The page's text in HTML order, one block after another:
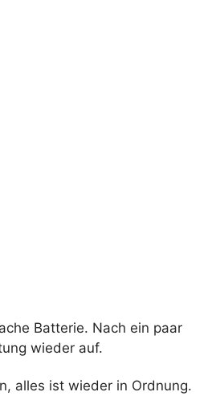
Batterie. Nach ein paar
wieder auf.
alles ist wieder in Ordnung.